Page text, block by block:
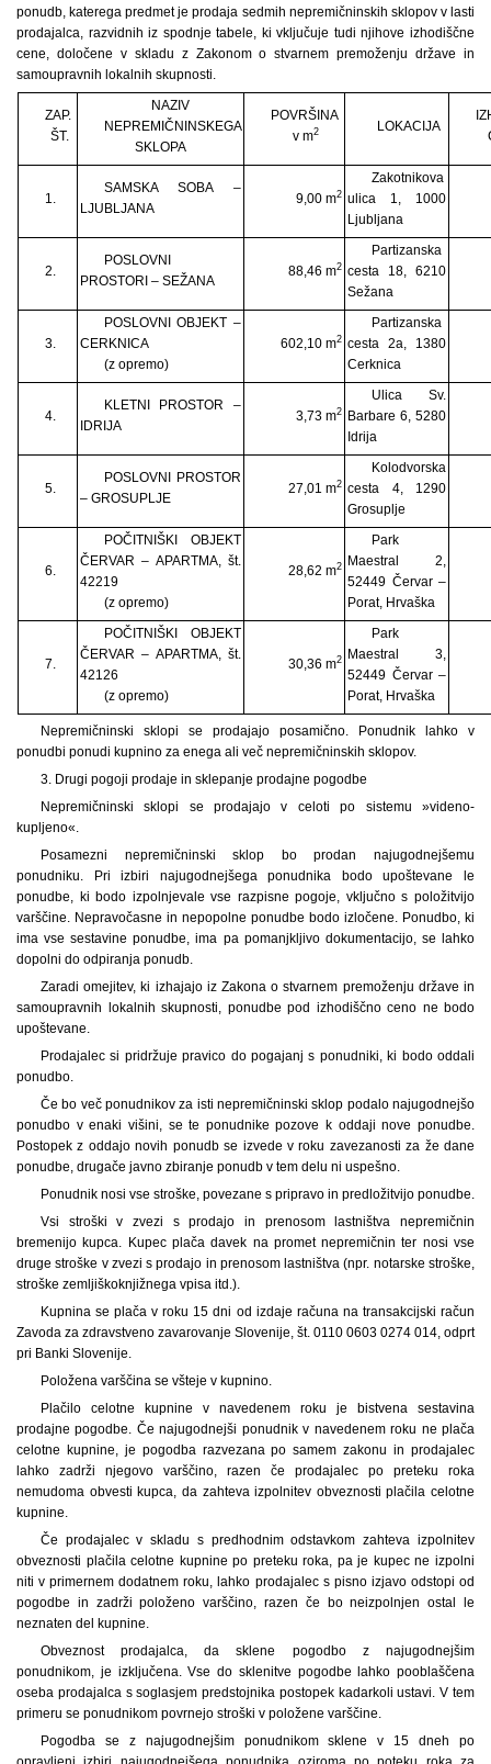
ponudb, katerega predmet je prodaja sedmih nepremičninskih sklopov v lasti
prodajalca, razvidnih iz spodnje tabele, ki vključuje tudi njihove izhodiščne
cene, določene v skladu z Zakonom o stvarnem premoženju države in
samoupravnih lokalnih skupnosti.
ZAP.
ŠT.
NAZIV
NEPREMIČNINSKEGA
SKLOPA
POVRŠINA
v m2 LOKACIJA
1.
SAMSKA SOBA –
LJUBLJANA
9,00 m2
Zakotnikova
ulica 1, 1000
Ljubljana
2.
POSLOVNI
PROSTORI – SEŽANA
88,46 m2
Partizanska
cesta 18, 6210
Sežana
3.
POSLOVNI OBJEKT –
CERKNICA
(z opremo)
602,10 m2
Partizanska
cesta 2a, 1380
Cerknica
4.
KLETNI PROSTOR –
IDRIJA
3,73 m2
Ulica Sv.
Barbare 6, 5280
Idrija
5.
POSLOVNI PROSTOR
– GROSUPLJE
27,01 m2
Kolodvorska
cesta 4, 1290
Grosuplje
6.
POČITNIŠKI OBJEKT
ČERVAR – APARTMA, št.
42219
(z opremo)
28,62 m2
Park
Maestral 2,
52449 Červar –
Porat, Hrvaška
7.
POČITNIŠKI OBJEKT
ČERVAR – APARTMA, št.
42126
(z opremo)
30,36 m2
Park
Maestral 3,
52449 Červar –
Porat, Hrvaška
Nepremičninski sklopi se prodajajo posamično. Ponudnik lahko v
ponudbi ponudi kupnino za enega ali več nepremičninskih sklopov.
3. Drugi pogoji prodaje in sklepanje prodajne pogodbe
Nepremičninski sklopi se prodajajo v celoti po sistemu »videno-
kupljeno«.
Posamezni nepremičninski sklop bo prodan najugodnejšemu
ponudniku. Pri izbiri najugodnejšega ponudnika bodo upoštevane le
ponudbe, ki bodo izpolnjevale vse razpisne pogoje, vključno s položitvijo
varščine. Nepravočasne in nepopolne ponudbe bodo izločene. Ponudbo, ki
ima vse sestavine ponudbe, ima pa pomanjkljivo dokumentacijo, se lahko
dopolni do odpiranja ponudb.
Zaradi omejitev, ki izhajajo iz Zakona o stvarnem premoženju države in
samoupravnih lokalnih skupnosti, ponudbe pod izhodiščno ceno ne bodo
upoštevane.
Prodajalec si pridržuje pravico do pogajanj s ponudniki, ki bodo oddali
ponudbo.
Če bo več ponudnikov za isti nepremičninski sklop podalo najugodnejšo
ponudbo v enaki višini, se te ponudnike pozove k oddaji nove ponudbe.
Postopek z oddajo novih ponudb se izvede v roku zavezanosti za že dane
ponudbe, drugače javno zbiranje ponudb v tem delu ni uspešno.
Ponudnik nosi vse stroške, povezane s pripravo in predložitvijo ponudbe.
Vsi stroški v zvezi s prodajo in prenosom lastništva nepremičnin
bremenijo kupca. Kupec plača davek na promet nepremičnin ter nosi vse
druge stroške v zvezi s prodajo in prenosom lastništva (npr. notarske stroške,
stroške zemljiškoknjižnega vpisa itd.).
Kupnina se plača v roku 15 dni od izdaje računa na transakcijski račun
Zavoda za zdravstveno zavarovanje Slovenije, št. 0110 0603 0274 014, odprt
pri Banki Slovenije.
Položena varščina se všteje v kupnino.
Plačilo celotne kupnine v navedenem roku je bistvena sestavina
prodajne pogodbe. Če najugodnejši ponudnik v navedenem roku ne plača
celotne kupnine, je pogodba razvezana po samem zakonu in prodajalec
lahko zadrži njegovo varščino, razen če prodajalec po preteku roka
nemudoma obvesti kupca, da zahteva izpolnitev obveznosti plačila celotne
kupnine.
Če prodajalec v skladu s predhodnim odstavkom zahteva izpolnitev
obveznosti plačila celotne kupnine po preteku roka, pa je kupec ne izpolni
niti v primernem dodatnem roku, lahko prodajalec s pisno izjavo odstopi od
pogodbe in zadrži položeno varščino, razen če bo neizpolnjen ostal le
neznaten del kupnine.
Obveznost prodajalca, da sklene pogodbo z najugodnejšim
ponudnikom, je izključena. Vse do sklenitve pogodbe lahko pooblaščena
oseba prodajalca s soglasjem predstojnika postopek kadarkoli ustavi. V tem
primeru se ponudnikom povrnejo stroški v položene varščine.
Pogodba se z najugodnejšim ponudnikom sklene v 15 dneh po